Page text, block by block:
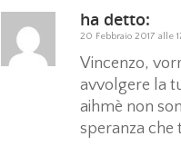
ha detto:
20 Febbraio 2017 alle
Vincenzo,
avvolgere la
aihmè non
speranza che